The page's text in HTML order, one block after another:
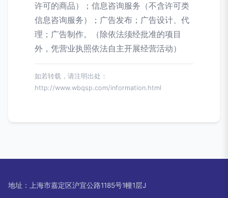
许可的商品）；信息咨询服务（不含许可类
信息咨询服务）；广告发布；广告设计、代
理；广告制作。（除依法须经批准的项目
外，凭营业执照依法自主开展经营活动）
如若转载，请注明出处：
http://www.wbqsp.com/information.html
地址：上海市嘉定区沪宜公路1185号1幢1层J